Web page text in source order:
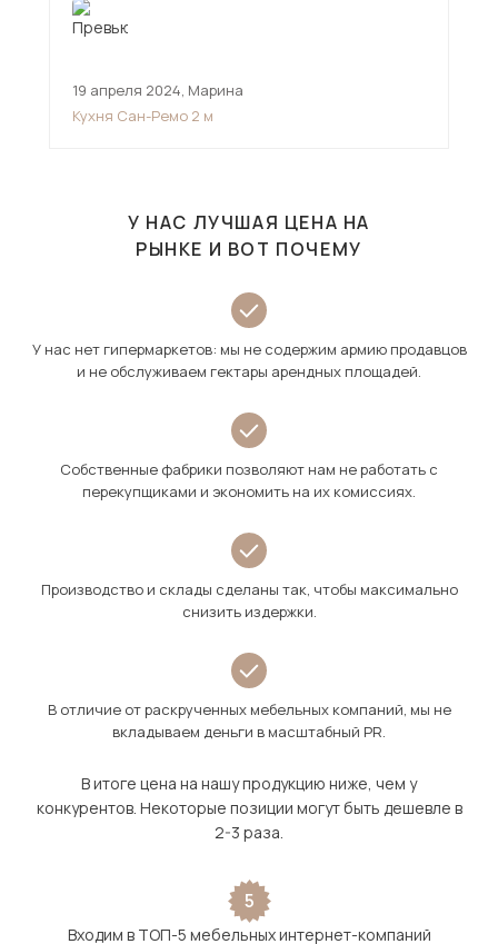
19 апреля 2024, Марина
Кухня Сан-Ремо 2 м
У НАС ЛУЧШАЯ ЦЕНА НА
РЫНКЕ И ВОТ ПОЧЕМУ
У нас нет гипермаркетов: мы не содержим армию продавцов
и не обслуживаем гектары арендных площадей.
Собственные фабрики позволяют нам не работать с
перекупщиками и экономить на их комиссиях.
Производство и склады сделаны так, чтобы максимально
снизить издержки.
В отличие от раскрученных мебельных компаний, мы не
вкладываем деньги в масштабный PR.
В итоге цена на нашу продукцию ниже, чем у
конкурентов. Некоторые позиции могут быть дешевле в
2-3 раза.
5
Входим в ТОП-5 мебельных интернет-компаний